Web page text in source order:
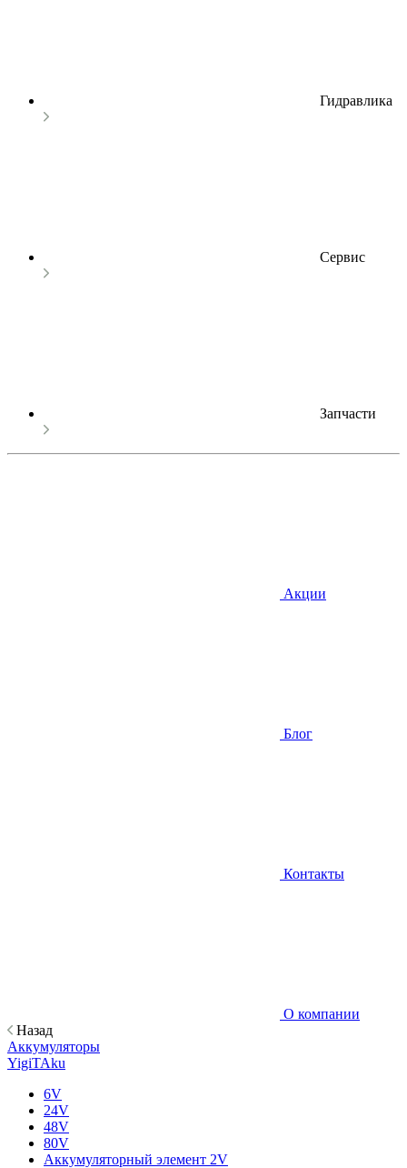
Гидравлика
Сервис
Запчасти
Акции
Блог
Контакты
О компании
Назад
Аккумуляторы
YigiTAku
6V
24V
48V
80V
Аккумуляторный элемент 2V